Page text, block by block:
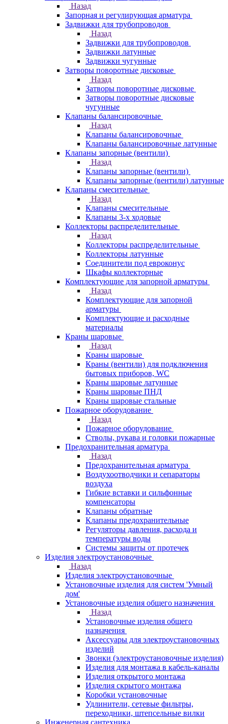
Назад
Запорная и регулирующая арматура
Задвижки для трубопроводов
Назад
Задвижки для трубопроводов
Задвижки латунные
Задвижки чугунные
Затворы поворотные дисковые
Назад
Затворы поворотные дисковые
Затворы поворотные дисковые
чугунные
Клапаны балансировочные
Назад
Клапаны балансировочные
Клапаны балансировочные латунные
Клапаны запорные (вентили)
Назад
Клапаны запорные (вентили)
Клапаны запорные (вентили) латунные
Клапаны смесительные
Назад
Клапаны смесительные
Клапаны 3-х ходовые
Коллекторы распределительные
Назад
Коллекторы распределительные
Коллекторы латунные
Соединители под евроконус
Шкафы коллекторные
Комплектующие для запорной арматуры
Назад
Комплектующие для запорной
арматуры
Комплектующие и расходные
материалы
Краны шаровые
Назад
Краны шаровые
Краны (вентили) для подключения
бытовых приборов, WC
Краны шаровые латунные
Краны шаровые ПНД
Краны шаровые стальные
Пожарное оборудование
Назад
Пожарное оборудование
Стволы, рукава и головки пожарные
Предохранительная арматура
Назад
Предохранительная арматура
Воздухоотводчики и сепараторы
воздуха
Гибкие вставки и сильфонные
компенсаторы
Клапаны обратные
Клапаны предохранительные
Регуляторы давления, расхода и
температуры воды
Системы защиты от протечек
Изделия электроустановочные
Назад
Изделия электроустановочные
Установочные изделия для систем 'Умный
дом'
Установочные изделия общего назначения
Назад
Установочные изделия общего
назначения
Аксессуары для электроустановочных
изделий
Звонки (электроустановочные изделия)
Изделия для монтажа в кабель-каналы
Изделия открытого монтажа
Изделия скрытого монтажа
Коробки установочные
Удлинители, сетевые фильтры,
переходники, штепсельные вилки
Инженерная сантехника